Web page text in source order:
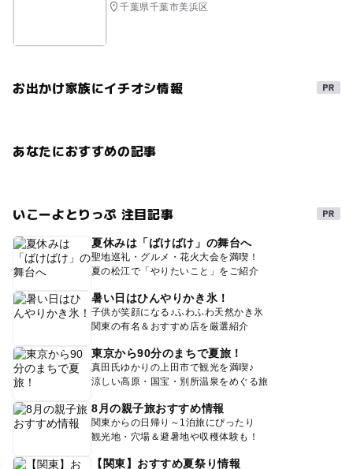
千葉県千葉市美浜区
お出かけ家族にイチオシ情報
あなたにおすすめの記事
いこーよとりっぷ 注目記事
夏休みは「ばけばけ」の舞台へ
聖地巡礼・グルメ・花火大会を満喫！
夏の松江で「やりたいこと」をご紹介
暑い日はひんやりかき氷！
子供が笑顔になる♪ふわふわ天然かき氷
関東の有名＆おすすめ店を厳選紹介
東京から90分のまちで夏旅！
真田氏ゆかりの上田市で観光を満喫♪
涼しい高原・国宝・別所温泉をめぐる旅
8月の親子旅おすすめ情報
関東からの日帰り～1泊旅にぴったり
観光地・穴場＆避暑地や収穫体験も！
【関東】おすすめ夏祭り情報